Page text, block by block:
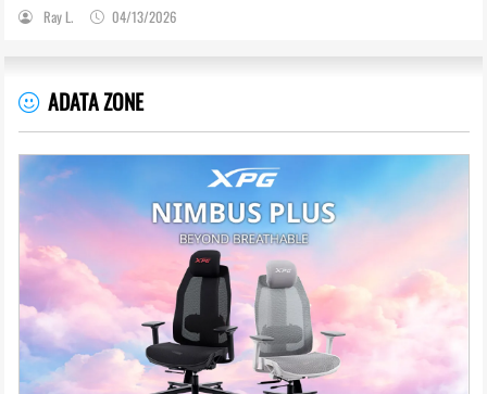
Ray L. 04/13/2026
ADATA ZONE